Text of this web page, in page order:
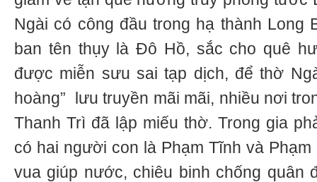
Ngài có công đầu trong hạ thành Long
ban tên thụy là Đô Hồ, sắc cho quê
được miễn sưu sai tạp dịch, để thờ
hoàng” lưu truyền mãi mãi, nhiều nơi
Thanh Trì đã lập miếu thờ. Trong gia
có hai người con là Phạm Tĩnh và
vua giúp nước, chiêu binh chống quân